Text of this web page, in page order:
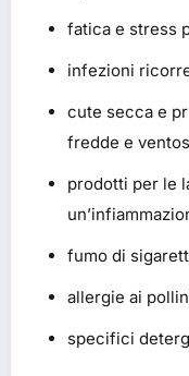
fatica e stress
infezioni
cute secca e
fredde e
prodotti per le
fumo di
allergie ai
specifici